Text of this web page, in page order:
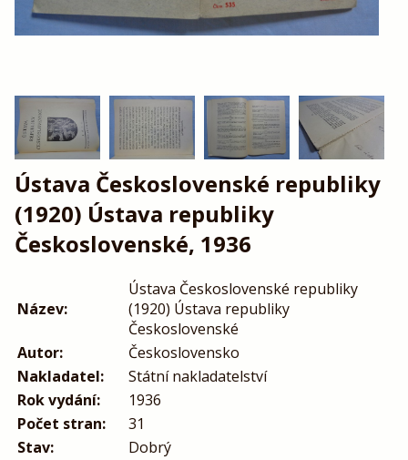
Ústava Československé republiky
(1920) Ústava republiky
Československé, 1936
Název:
Ústava Československé republiky
(1920) Ústava republiky
Československé
Autor:
Československo
Nakladatel:
Státní nakladatelství
Rok vydání:
1936
Počet stran:
31
Stav:
Dobrý